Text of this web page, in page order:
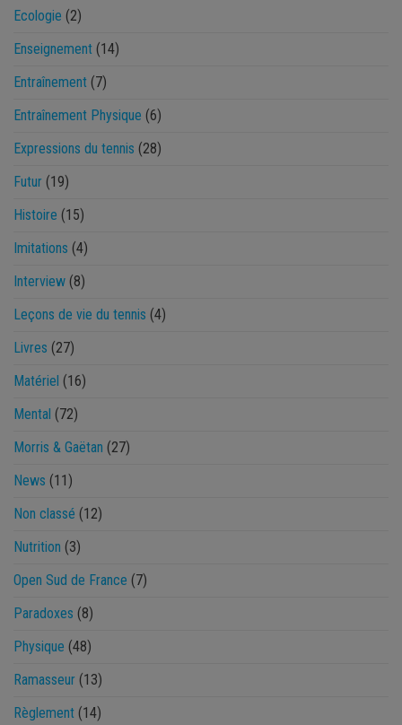
Ecologie (2)
Enseignement (14)
Entraînement (7)
Entraînement Physique (6)
Expressions du tennis (28)
Futur (19)
Histoire (15)
Imitations (4)
Interview (8)
Leçons de vie du tennis (4)
Livres (27)
Matériel (16)
Mental (72)
Morris & Gaëtan (27)
News (11)
Non classé (12)
Nutrition (3)
Open Sud de France (7)
Paradoxes (8)
Physique (48)
Ramasseur (13)
Règlement (14)